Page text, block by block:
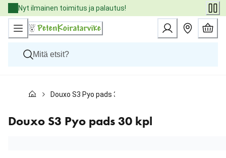
Skip
to
Content
Nyt ilmainen toimitus ja palautus!
Kissat
Eläinlääkäriruoat
Tuotemerkit
Douxo S3 Pyo pads 30 kpl
Douxo S3 Pyo pads 30 kpl